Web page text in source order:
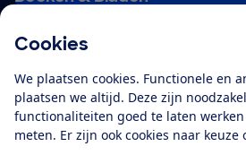
Cookies
We plaatsen cookies. Functionele en
plaatsen we altijd. Deze zijn
functionaliteiten goed te laten
meten. Er zijn ook cookies naar keuze
Alles over de